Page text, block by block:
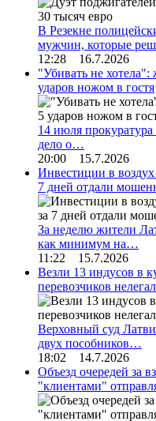
В Резекне
мужчин, которые
12:28 16.7.2026
"Убивать не
ударов ножом в гостя
14 июля прокуратура
дело о…
20:00 15.7.2026
Инвестиции в
7 дней отдали
За неделю жители
как минимум на…
11:22 15.7.2026
Везли 13 индусов в
перевозчиков
Верховный суд
двух пособников…
18:02 14.7.2026
Объезд очередей за
"клиентами"